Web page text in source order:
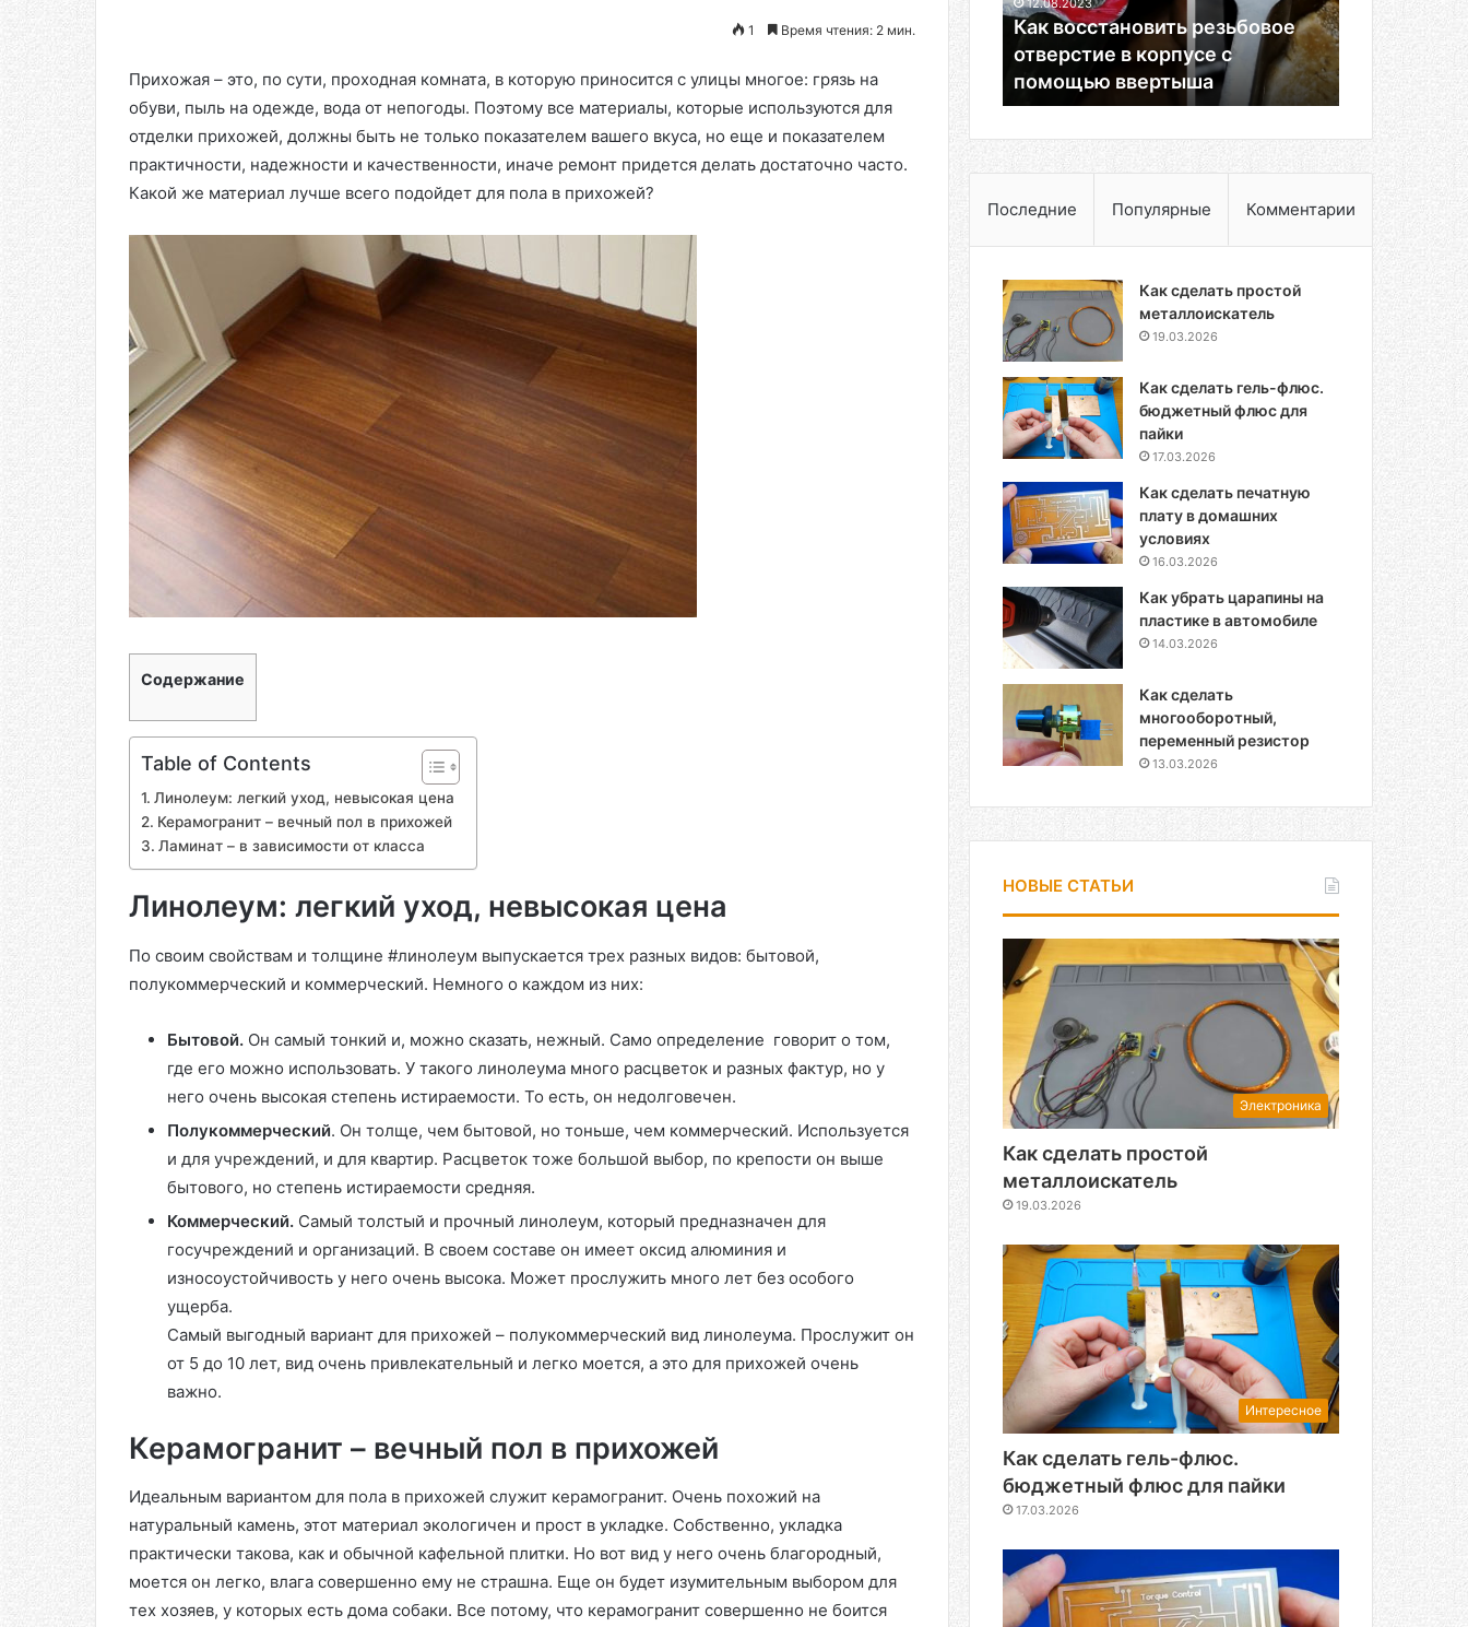
1 Время чтения: 2 мин.
Прихожая – это, по сути, проходная комната, в которую приносится с улицы многое: грязь на
обуви, пыль на одежде, вода от непогоды. Поэтому все материалы, которые используются для
отделки прихожей, должны быть не только показателем вашего вкуса, но еще и показателем
практичности, надежности и качественности, иначе ремонт придется делать достаточно часто.
Какой же материал лучше всего подойдет для пола в прихожей?
Содержание
Table of Contents
Линолеум: легкий уход, невысокая цена
Керамогранит – вечный пол в прихожей
Ламинат – в зависимости от класса
Линолеум: легкий уход, невысокая цена
По своим свойствам и толщине #линолеум выпускается трех разных видов: бытовой,
полукоммерческий и коммерческий. Немного о каждом из них:
Бытовой. Он самый тонкий и, можно сказать, нежный. Само определение говорит о том,
где его можно использовать. У такого линолеума много расцветок и разных фактур, но у
него очень высокая степень истираемости. То есть, он недолговечен.
Полукоммерческий. Он толще, чем бытовой, но тоньше, чем коммерческий. Используется
и для учреждений, и для квартир. Расцветок тоже большой выбор, по крепости он выше
бытового, но степень истираемости средняя.
Коммерческий. Самый толстый и прочный линолеум, который предназначен для
госучреждений и организаций. В своем составе он имеет оксид алюминия и
износоустойчивость у него очень высока. Может прослужить много лет без особого
ущерба.
Самый выгодный вариант для прихожей – полукоммерческий вид линолеума. Прослужит он
от 5 до 10 лет, вид очень привлекательный и легко моется, а это для прихожей очень
важно.
Керамогранит – вечный пол в прихожей
Идеальным вариантом для пола в прихожей служит керамогранит. Очень похожий на
натуральный камень, этот материал экологичен и прост в укладке. Собственно, укладка
практически такова, как и обычной кафельной плитки. Но вот вид у него очень благородный,
моется он легко, влага совершенно ему не страшна. Еще он будет изумительным выбором для
тех хозяев, у которых есть дома собаки. Все потому, что керамогранит совершенно не боится
с
помощью
ввертыша
12.08.2023
Как восстановить резьбовое
отверстие в корпусе с
помощью ввертыша
Последние Популярные Комментарии
Как сделать простой
металлоискатель
19.03.2026
Как сделать гель-флюс.
бюджетный флюс для
пайки
17.03.2026
Как сделать печатную
плату в домашних
условиях
16.03.2026
Как убрать царапины на
пластике в автомобиле
14.03.2026
Как сделать
многооборотный,
переменный резистор
13.03.2026
НОВЫЕ СТАТЬИ
Электроника
Как сделать простой
металлоискатель
19.03.2026
Интересное
Как сделать гель-флюс.
бюджетный флюс для пайки
17.03.2026